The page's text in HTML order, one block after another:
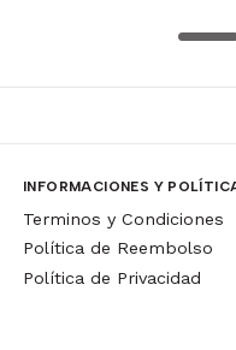
INFORMACIONES Y
Terminos y Condiciones
Política de Reembolso
Política de Privacidad